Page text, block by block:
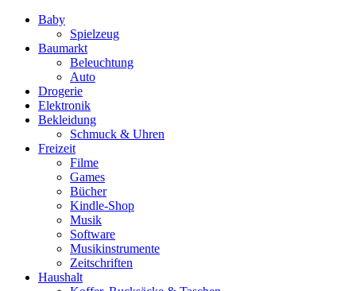
Baby
Spielzeug
Baumarkt
Beleuchtung
Auto
Drogerie
Elektronik
Bekleidung
Schmuck & Uhren
Freizeit
Filme
Games
Bücher
Kindle-Shop
Musik
Software
Musikinstrumente
Zeitschriften
Haushalt